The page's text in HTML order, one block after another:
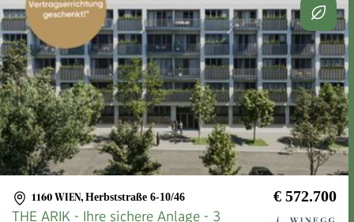
1160 WIEN, Herbststraße 6-10/46 € 572.700
THE ARIK - Ihre sichere Anlage - 3